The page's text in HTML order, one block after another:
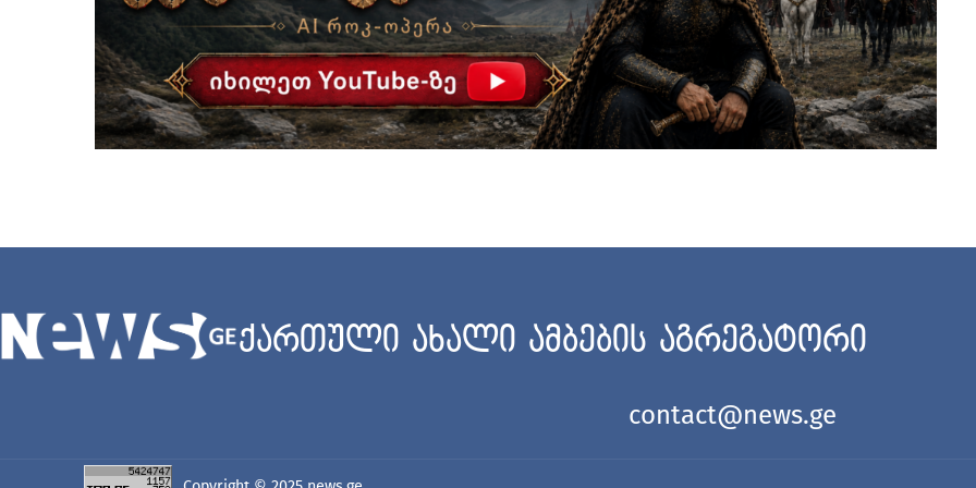
ქართული ახალი ამბების აგრეგატორი
contact@news.ge